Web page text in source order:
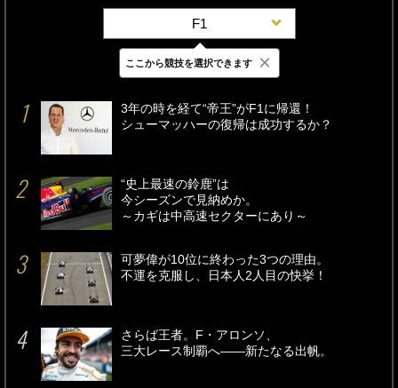
F1
最新 24時間 週間
3年の時を経て“帝王”がF1に帰還！
シューマッハーの復帰は成功するか？
“史上最速の鈴鹿”は
今シーズンで見納めか。
～カギは中高速セクターにあり～
可夢偉が10位に終わった3つの理由。
不運を克服し、日本人2人目の快挙！
さらば王者。F・アロンソ、
三大レース制覇へ――新たなる出帆。
ここから競技を選択できます ×